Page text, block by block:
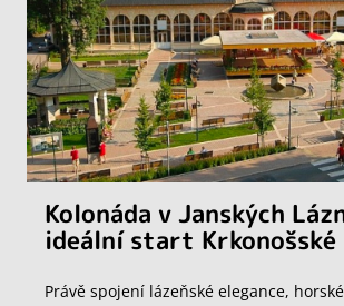
Kolonáda v Janských
ideální start Krkonošské
Právě spojení lázeňské elegance,